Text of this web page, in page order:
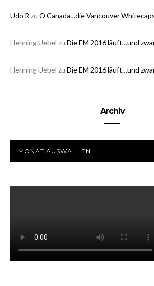
Udo R zu O Canada…die Vancouver
Henning Uebel zu Die EM 2016 läuft…und
Henning Uebel zu Die EM 2016 läuft…und
Archiv